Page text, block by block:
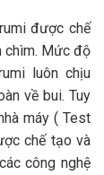
được chế
chìm. Mức độ
luôn chịu
về bui. Tuy
máy ( Test
chế tạo và
công nghệ